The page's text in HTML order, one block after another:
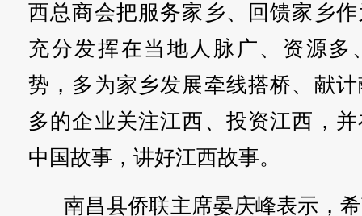
西总商会把服务家乡、回馈家乡
充分发挥在当地人脉广、资源多
势，多为家乡发展牵线搭桥、献
多的企业关注江西、投资江西，
中国故事，讲好江西故事。
南昌县侨联主席晏庆峰表示，